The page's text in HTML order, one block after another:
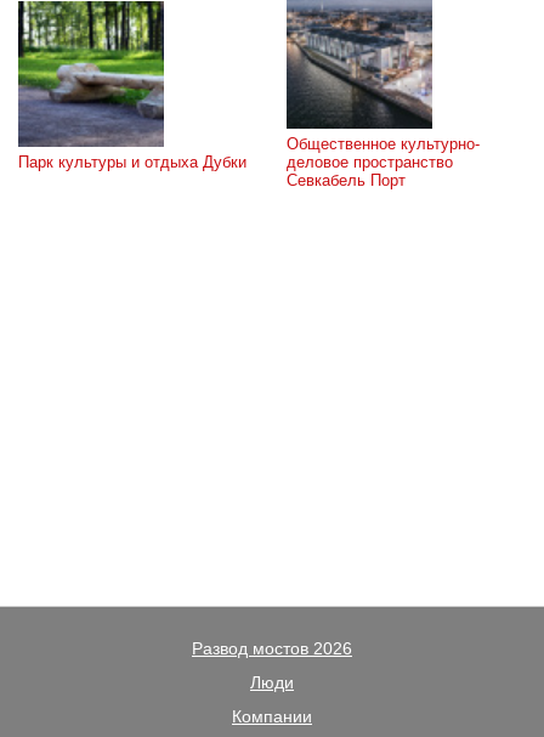
Парк культуры и отдыха Дубки
Общественное культурно-
деловое пространство
Севкабель Порт
Развод мостов 2026
Люди
Компании